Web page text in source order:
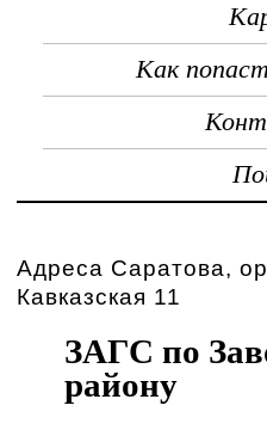
Как
Адреса Саратова,
Кавказская 11
ЗАГС по
району